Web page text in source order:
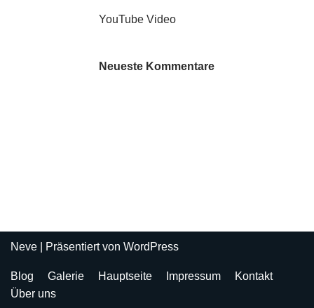
YouTube Video
Neueste Kommentare
Neve | Präsentiert von WordPress
Blog Galerie Hauptseite Impressum
Kontakt
Über uns